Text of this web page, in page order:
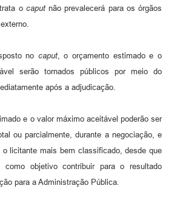
o caput não prevalecerá para os órgãos
no caput, o orçamento estimado e o
serão tornados públicos por meio do
após a adjudicação.
e o valor máximo aceitável poderão ser
ou parcialmente, durante a negociação, e
o licitante mais bem classificado, desde que
como objetivo contribuir para o resultado
para a Administração Pública.